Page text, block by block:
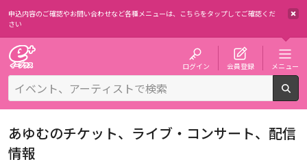
申込内容のご確認やお問い合わせなど各種メニューは、 こちらをタップしてご確認くだ
さい
ログイン 会員登録 メニュー
あゆむのチケット、ライブ・コンサート、配信
情報